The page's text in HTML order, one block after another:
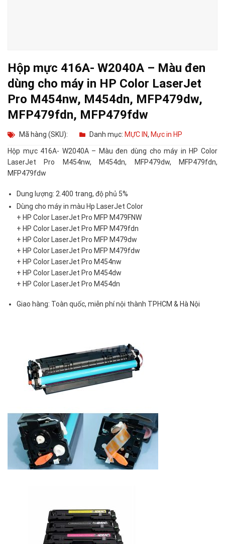
Hộp mực 416A- W2040A – Màu đen
dùng cho máy in HP Color LaserJet
Pro M454nw, M454dn, MFP479dw,
MFP479fdn, MFP479fdw
Mã hàng (SKU): Danh mục: MỰC IN, Mực in HP
Hộp mực 416A- W2040A – Màu đen dùng cho máy in HP Color
LaserJet Pro M454nw, M454dn, MFP479dw, MFP479fdn,
MFP479fdw
Dung lượng: 2.400 trang, độ phủ 5%
Dùng cho máy in màu Hp LaserJet Color
+ HP Color LaserJet Pro MFP M479FNW
+ HP Color LaserJet Pro MFP M479fdn
+ HP Color LaserJet Pro MFP M479dw
+ HP Color LaserJet Pro MFP M479fdw
+ HP Color LaserJet Pro M454nw
+ HP Color LaserJet Pro M454dw
+ HP Color LaserJet Pro M454dn
Giao hàng: Toàn quốc, miễn phí nội thành TPHCM & Hà Nội